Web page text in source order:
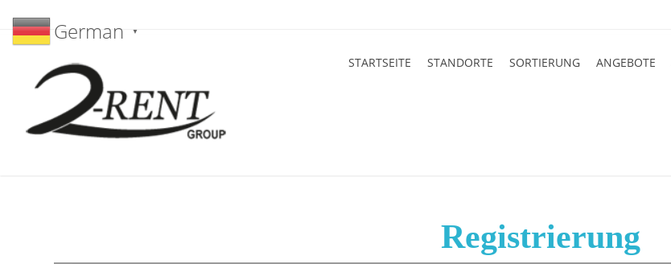
STARTSEITE STANDORTE SORTIERUNG ANGEBOTE
Registrierung
German ▼